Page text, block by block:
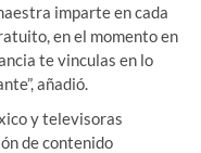
imparte en cada
en el momento en
te vinculas en lo
añadió.
y televisoras
de contenido